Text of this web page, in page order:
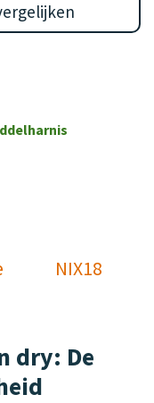
NIX18
dry: De